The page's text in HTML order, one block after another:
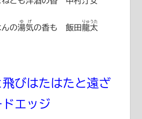
の湯気
ゆげ
の香も 飯田龍太
りゅうた
びはたはたと遠ざ
エッジ